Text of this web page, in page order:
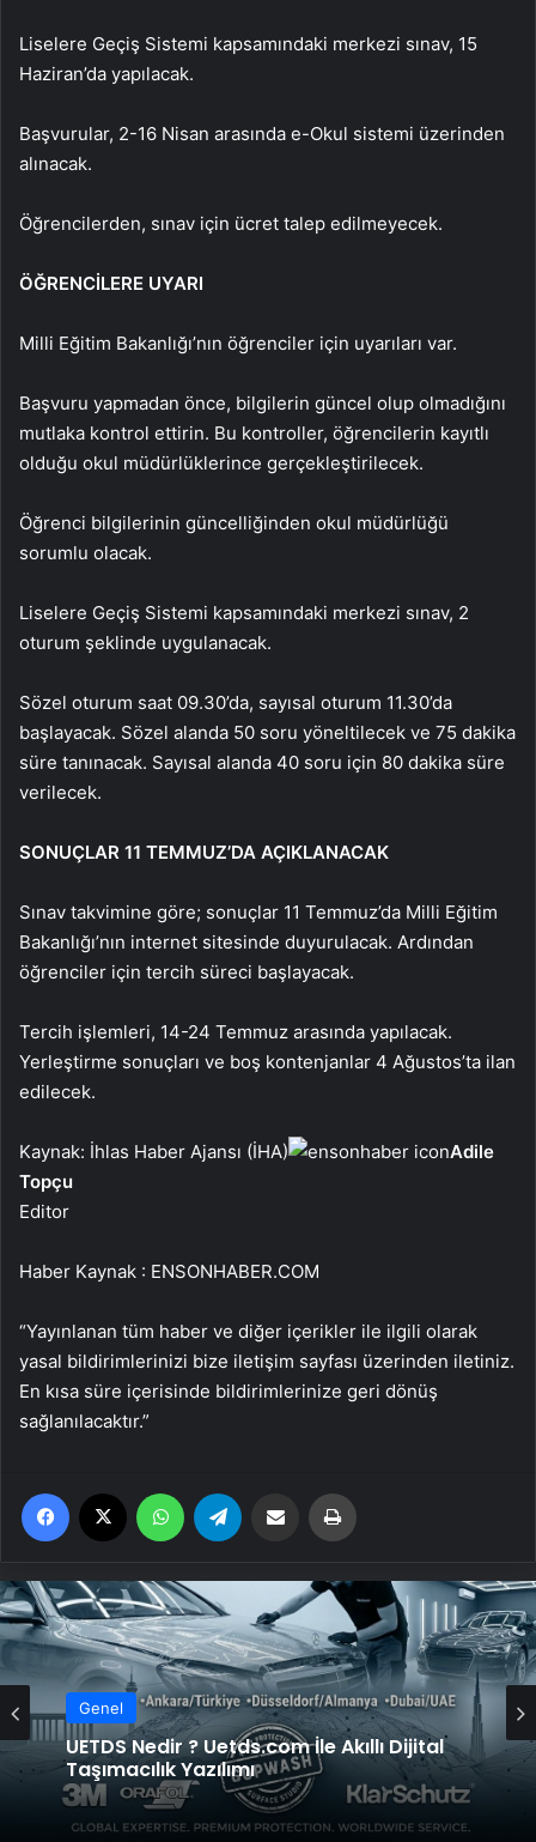
Liselere Geçiş Sistemi kapsamındaki merkezi sınav, 15
Haziran’da yapılacak.
Başvurular, 2-16 Nisan arasında e-Okul sistemi üzerinden
alınacak.
Öğrencilerden, sınav için ücret talep edilmeyecek.
ÖĞRENCİLERE UYARI
Milli Eğitim Bakanlığı’nın öğrenciler için uyarıları var.
Başvuru yapmadan önce, bilgilerin güncel olup olmadığını
mutlaka kontrol ettirin. Bu kontroller, öğrencilerin kayıtlı
olduğu okul müdürlüklerince gerçekleştirilecek.
Öğrenci bilgilerinin güncelliğinden okul müdürlüğü
sorumlu olacak.
Liselere Geçiş Sistemi kapsamındaki merkezi sınav, 2
oturum şeklinde uygulanacak.
Sözel oturum saat 09.30’da, sayısal oturum 11.30’da
başlayacak. Sözel alanda 50 soru yöneltilecek ve 75 dakika
süre tanınacak. Sayısal alanda 40 soru için 80 dakika süre
verilecek.
SONUÇLAR 11 TEMMUZ’DA AÇIKLANACAK
Sınav takvimine göre; sonuçlar 11 Temmuz’da Milli Eğitim
Bakanlığı’nın internet sitesinde duyurulacak. Ardından
öğrenciler için tercih süreci başlayacak.
Tercih işlemleri, 14-24 Temmuz arasında yapılacak.
Yerleştirme sonuçları ve boş kontenjanlar 4 Ağustos’ta ilan
edilecek.
Kaynak: İhlas Haber Ajansı (İHA)
Adile
Topçu
Editor
Haber Kaynak : ENSONHABER.COM
“Yayınlanan tüm haber ve diğer içerikler ile ilgili olarak
yasal bildirimlerinizi bize iletişim sayfası üzerinden iletiniz.
En kısa süre içerisinde bildirimlerinize geri dönüş
sağlanılacaktır.”
Facebook WhatsApp Email'den paylaş
Genel
UETDS Nedir ? Uetds.com İle Akıllı Dijital
Taşımacılık Yazılımı